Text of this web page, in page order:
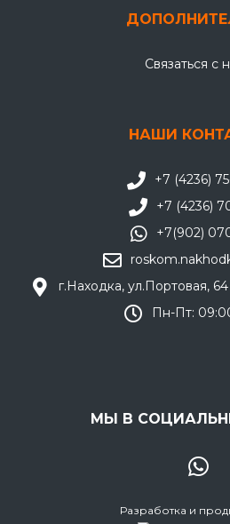
Связаться с
НАШИ
+7 (4236)
+7 (4236)
+7(902)
г.Находка, ул.Портовая,
Пн-Пт:
МЫ В
Разработка и